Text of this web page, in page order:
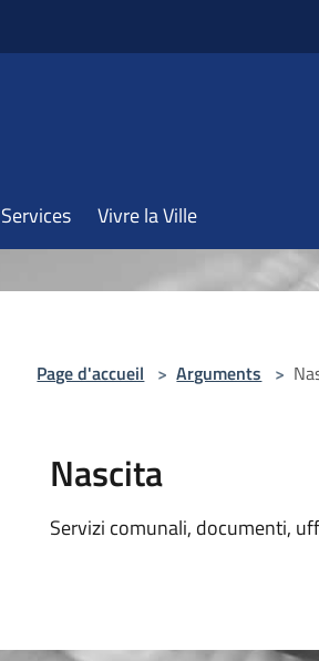
Services Vivre la Ville
Page d'accueil > Arguments >
Nascita
Servizi comunali, documenti,